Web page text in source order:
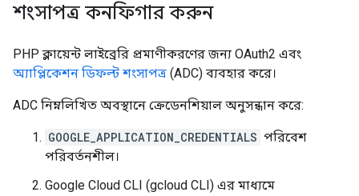
শংসাপত্র কনফিগার করুন
PHP ক্লায়েন্ট লাইব্রেরি প্রমাণীকরণের জন্য OAuth2 এবং
অ্যাপ্লিকেশন ডিফল্ট শংসাপত্র (ADC) ব্যবহার করে।
ADC নিম্নলিখিত অবস্থানে ক্রেডেনশিয়াল অনুসন্ধান করে:
GOOGLE_APPLICATION_CREDENTIALS পরিবেশ
পরিবর্তনশীল।
Google Cloud CLI (gcloud CLI) এর মাধ্যমে